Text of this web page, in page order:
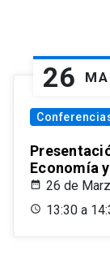
26
Economía
26 de
13:30 a